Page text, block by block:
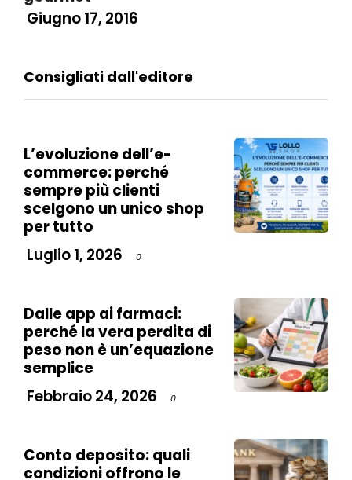
Giugno 17, 2016
Consigliati dall'editore
L’evoluzione dell’e-
commerce: perché
sempre più clienti
scelgono un unico shop
per tutto
Luglio 1, 2026
0
Dalle app ai farmaci:
perché la vera perdita di
peso non è un’equazione
semplice
Febbraio 24, 2026
0
Conto deposito: quali
condizioni offrono le